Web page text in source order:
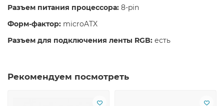
Разъем питания процессора: 8-pin
Форм-фактор: microATX
Разъем для подключения ленты RGB: есть
Рекомендуем посмотреть